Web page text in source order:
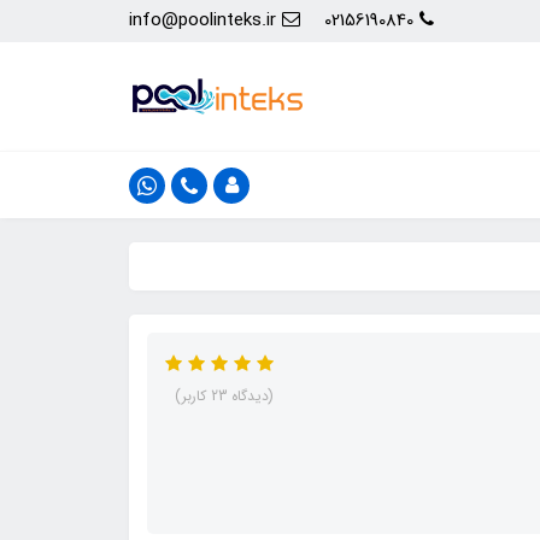
02156190840
info@poolinteks.ir
(دیدگاه 23 کاربر)